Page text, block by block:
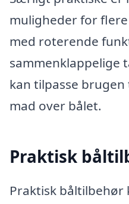
muligheder for
med roterende
sammenklappelige
kan tilpasse
mad over bålet.
Praktisk
Praktisk båltilbehør